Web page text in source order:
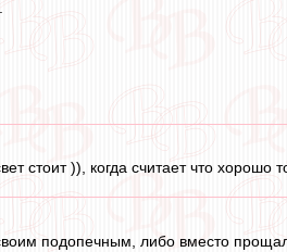
стоит )), когда считает что хорошо
подопечным, либо вместо